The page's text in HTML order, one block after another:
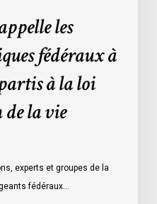
les
fédéraux à
à la loi
la vie
experts et groupes de la
fédéraux…